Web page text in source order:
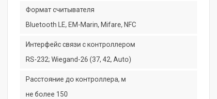
Формат считывателя
Bluetooth LE, EM-Marin, Mifare, NFC
Интерфейс связи с контроллером
RS-232; Wiegand-26 (37, 42, Auto)
Расстояние до контроллера, м
не более 150